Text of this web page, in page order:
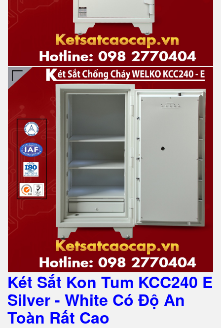
Két Sắt Kon Tum KCC240 E
Silver - White Có Độ An
Toàn Rất Cao